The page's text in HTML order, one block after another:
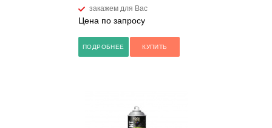
закажем для Вас
Цена по запросу
ПОДРОБНЕЕ КУПИТЬ